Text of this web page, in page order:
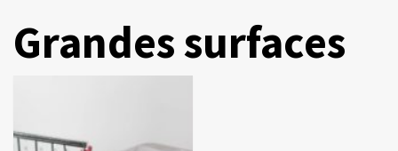
Grandes surfaces